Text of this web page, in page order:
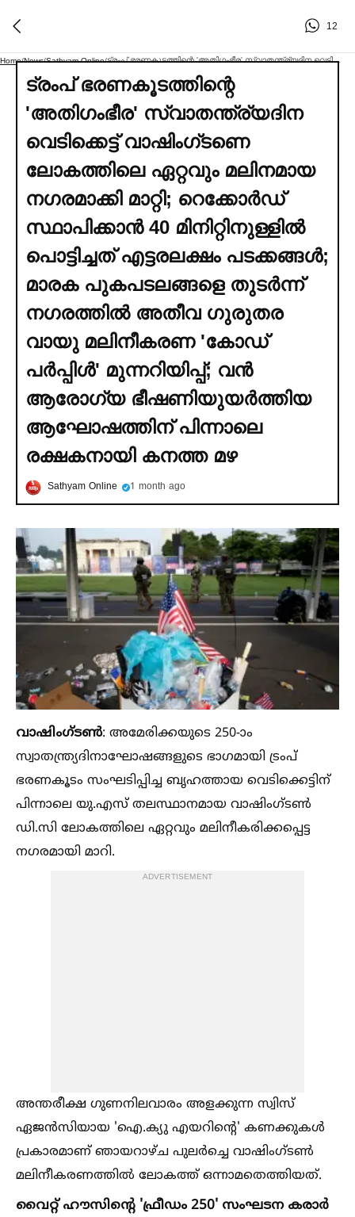
12
Home/News/Sathyam Online/ ട്രംപ് ഭരണകൂടത്തിന്റെ 'അതിഗംഭീര' സ്വാതന്ത്ര്യദിന വെടിക്കെട്ട് വാഷിംഗ്ടണെ ലോകത്തിലെ ഏറ്റവും മലിനമായ നഗരമാക്കി മാറ്റി; റെക്കോര്‍ഡ് സ്ഥാപിക്കാൻ 40 മിനിറ്റിനുള്ളില്‍ പൊട്ടിച്ചത് എട്ടരലക്ഷം പടക്കങ്ങള്‍; മാരക പുകപടലങ്ങളെ തുടര്‍ന്ന് നഗരത്തില്‍ അതീവ ഗുരുതര വായു മലിനീകരണ 'കോഡ് പര്‍പ്പിള്‍' മുന്നറിയിപ്പ്; വൻ ആരോഗ്യ ഭീഷണിയുയര്‍ത്തിയ ആഘോഷത്തിന് പിന്നാലെ രക്ഷകനായി കനത്ത മഴ
ട്രംപ് ഭരണകൂടത്തിന്റെ
'അതിഗംഭീര' സ്വാതന്ത്ര്യദിന
വെടിക്കെട്ട് വാഷിംഗ്ടണെ
ലോകത്തിലെ ഏറ്റവും മലിനമായ
നഗരമാക്കി മാറ്റി; റെക്കോര്‍ഡ്
സ്ഥാപിക്കാൻ 40 മിനിറ്റിനുള്ളില്‍
പൊട്ടിച്ചത് എട്ടരലക്ഷം പടക്കങ്ങള്‍;
മാരക പുകപടലങ്ങളെ തുടര്‍ന്ന്
നഗരത്തില്‍ അതീവ ഗുരുതര
വായു മലിനീകരണ 'കോഡ്
പര്‍പ്പിള്‍' മുന്നറിയിപ്പ്; വൻ
ആരോഗ്യ ഭീഷണിയുയര്‍ത്തിയ
ആഘോഷത്തിന് പിന്നാലെ
രക്ഷകനായി കനത്ത മഴ
Sathyam Online 1 month ago
വാഷിംഗ്ടണ്‍: അമേരിക്കയുടെ 250-ാം
സ്വാതന്ത്ര്യദിനാഘോഷങ്ങളുടെ ഭാഗമായി ട്രംപ്
ഭരണകൂടം സംഘടിപ്പിച്ച ബൃഹത്തായ വെടിക്കെട്ടിന്
പിന്നാലെ യു.എസ് തലസ്ഥാനമായ വാഷിംഗ്ടണ്‍
ഡി.സി ലോകത്തിലെ ഏറ്റവും മലിനീകരിക്കപ്പെട്ട
നഗരമായി മാറി.
ADVERTISEMENT
അന്തരീക്ഷ ഗുണനിലവാരം അളക്കുന്ന സ്വിസ്
ഏജന്‍സിയായ 'ഐ.ക്യു എയറിന്റെ' കണക്കുകള്‍
പ്രകാരമാണ് ഞായറാഴ്ച പുലര്‍ച്ചെ വാഷിംഗ്ടണ്‍
മലിനീകരണത്തില്‍ ലോകത്ത് ഒന്നാമതെത്തിയത്.
വൈറ്റ് ഹൗസിന്റെ 'ഫ്രീഡം 250' സംഘടന കരാര്‍